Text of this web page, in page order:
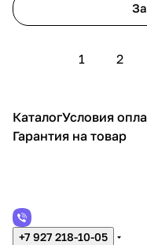
1 2
КаталогУсловия
Гарантия на товар
+7 927 218-10-05